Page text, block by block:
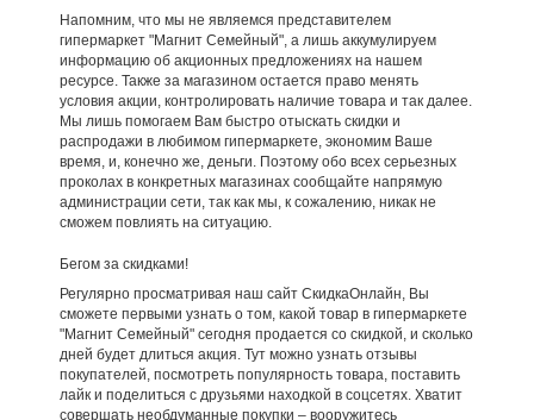
Напомним, что мы не являемся представителем
гипермаркет "Магнит Семейный", а лишь аккумулируем
информацию об акционных предложениях на нашем
ресурсе. Также за магазином остается право менять
условия акции, контролировать наличие товара и так далее.
Мы лишь помогаем Вам быстро отыскать скидки и
распродажи в любимом гипермаркете, экономим Ваше
время, и, конечно же, деньги. Поэтому обо всех серьезных
проколах в конкретных магазинах сообщайте напрямую
администрации сети, так как мы, к сожалению, никак не
сможем повлиять на ситуацию.
Бегом за скидками!
Регулярно просматривая наш сайт СкидкаОнлайн, Вы
сможете первыми узнать о том, какой товар в гипермаркете
"Магнит Семейный" сегодня продается со скидкой, и сколько
дней будет длиться акция. Тут можно узнать отзывы
покупателей, посмотреть популярность товара, поставить
лайк и поделиться с друзьями находкой в соцсетях. Хватит
совершать необдуманные покупки – вооружитесь